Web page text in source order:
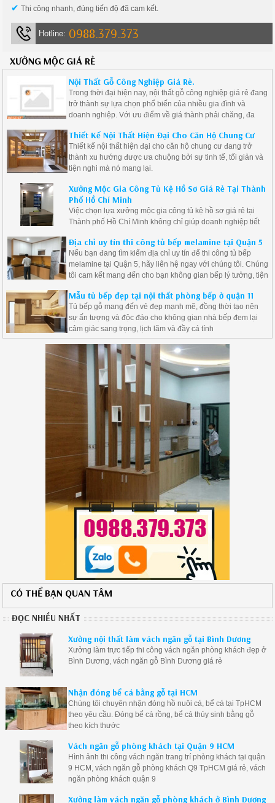
✔ Thi công nhanh, đúng tiến độ đã cam kết.
Hotline: 0988.379.373
XƯỞNG MỘC GIÁ RẺ
Nội Thất Gỗ Công Nghiệp Giá Rẻ.
Trong thời đại hiện nay, nội thất gỗ công nghiệp giá rẻ đang
trở thành sự lựa chọn phổ biến của nhiều gia đình và
doanh nghiệp. Với ưu điểm về giá thành phải chăng, đa
pháp lý tưởng cho những ai muốn tạo ra không gian sống
hiện đại mà vẫn tiết kiệm chi phí.
Thiết Kế Nội Thất Hiện Đại Cho Căn Hộ Chung Cư
Thiết kế nội thất hiện đại cho căn hộ chung cư đang trở
thành xu hướng được ưa chuộng bởi sự tinh tế, tối giản và
tiện nghi mà nó mang lại.
Xưởng Mộc Gia Công Tủ Kệ Hồ Sơ Giá Rẻ Tại Thành
Phố Hồ Chí Minh
Việc chọn lựa xưởng mộc gia công tủ kệ hồ sơ giá rẻ tại
Thành phố Hồ Chí Minh không chỉ giúp doanh nghiệp tiết
Địa chỉ uy tín thi công tủ bếp melamine tại Quận 5
Nếu bạn đang tìm kiếm địa chỉ uy tín để thi công tủ bếp
melamine tại Quận 5, hãy liên hệ ngay với chúng tôi. Chúng
tôi cam kết mang đến cho bạn không gian bếp lý tưởng, tiện
Mẫu tủ bếp đẹp tại nội thất phòng bếp ở quận 11
Tủ bếp gỗ mang đến vẻ đẹp mạnh mẽ, đồng thời tạo nên
sự ấn tượng và độc đáo cho không gian nhà bếp đem lại
cảm giác sang trọng, lịch lãm và đầy cá tính
CÓ THỂ BẠN QUAN TÂM
ĐỌC NHIỀU NHẤT
Xưởng nội thất làm vách ngăn gỗ tại Bình Dương
Xưởng làm trực tiếp thi công vách ngăn phòng khách đẹp ở
Bình Dương, vách ngăn gỗ Bình Dương giá rẻ
Nhận đóng bể cá bằng gỗ tại HCM
Chúng tôi chuyên nhận đóng hồ nuôi cá, bể cá tại TpHCM
theo yêu cầu. Đóng bể cá rồng, bể cá thủy sinh bằng gỗ
theo kích thước
Vách ngăn gỗ phòng khách tại Quận 9 HCM
Hình ảnh thi công vách ngăn trang trí phòng khách tại quận
9 HCM, vách ngăn gỗ phòng khách Q9 TpHCM giá rẻ, vách
ngăn phòng khách quận 9
Xưởng làm vách ngăn gỗ phòng khách ở Bình Dương